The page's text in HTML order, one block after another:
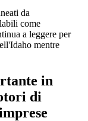
da
come
a leggere per
mentre
in
di